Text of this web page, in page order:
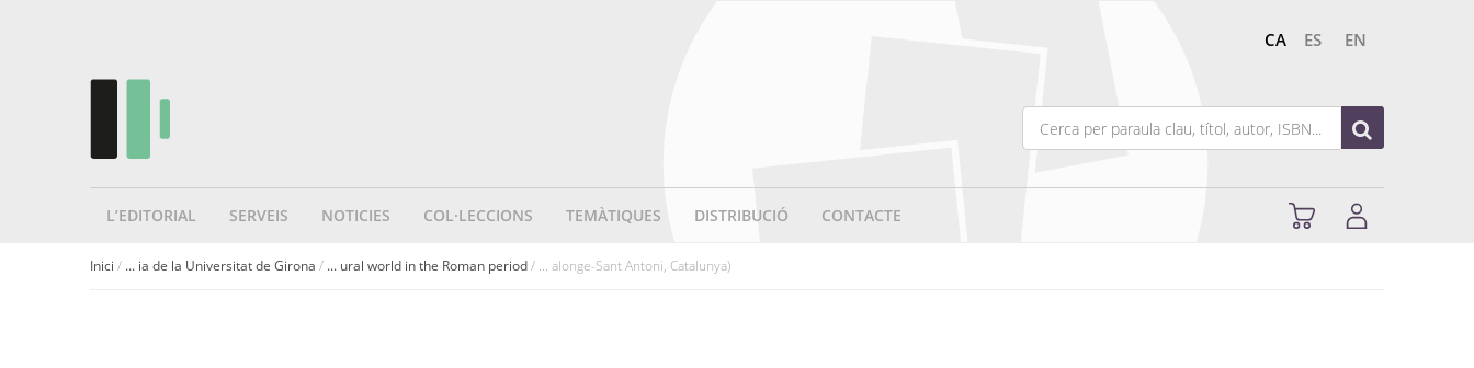
CA ES EN
L’EDITORIAL SERVEIS NOTICIES COL·LECCIONS TEMÀTIQUES DISTRIBUCIÓ CONTACTE
Inici / ... ia de la Universitat de Girona / ... ural world in the Roman period/ ... alonge-Sant Antoni, Catalunya)